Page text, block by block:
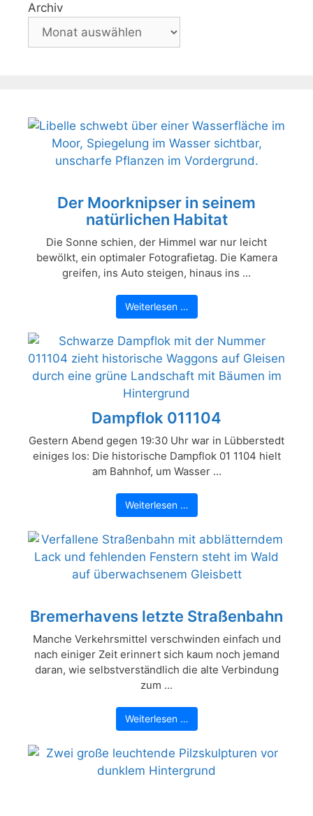
Archiv
Der Moorknipser in seinem
natürlichen Habitat
Die Sonne schien, der Himmel war nur leicht
bewölkt, ein optimaler Fotografietag. Die Kamera
greifen, ins Auto steigen, hinaus ins ...
Weiterlesen …
Dampflok 011104
Gestern Abend gegen 19:30 Uhr war in Lübberstedt
einiges los: Die historische Dampflok 01 1104 hielt
am Bahnhof, um Wasser ...
Weiterlesen …
Bremerhavens letzte Straßenbahn
Manche Verkehrsmittel verschwinden einfach und
nach einiger Zeit erinnert sich kaum noch jemand
daran, wie selbstverständlich die alte Verbindung
zum ...
Weiterlesen …